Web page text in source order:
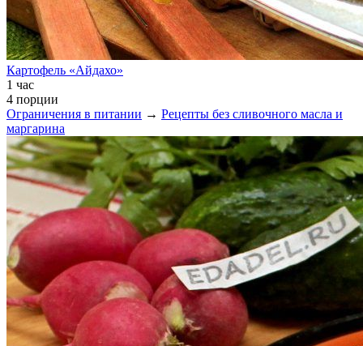
Картофель «Айдахо»
1 час
4 порции
Ограничения в питании → Рецепты без сливочного масла и
маргарина